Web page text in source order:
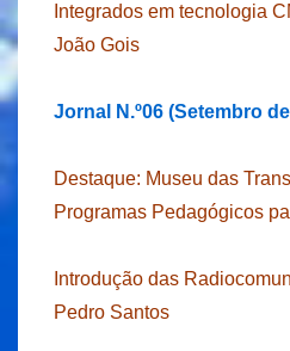
Integrados em tecnologia
João Gois
Jornal N.º06 (Setembro
Destaque: Museu das
Programas Pedagógicos
Introdução das
Pedro Santos